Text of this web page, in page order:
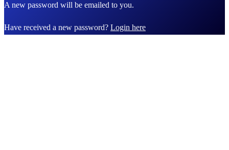
A new password will be emailed to you.
Have received a new password? Login here